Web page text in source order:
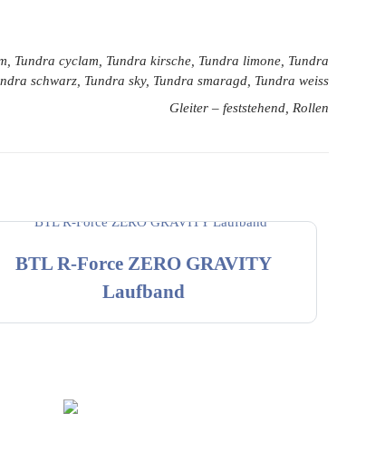
Tundra cyclam, Tundra kirsche, Tundra limone, Tundra
schwarz, Tundra sky, Tundra smaragd, Tundra weiss
Gleiter – feststehend, Rollen
BTL R-Force ZERO GRAVITY
Laufband